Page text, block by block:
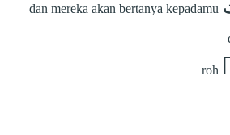
dan mereka akan bertanya kepadamu
roh